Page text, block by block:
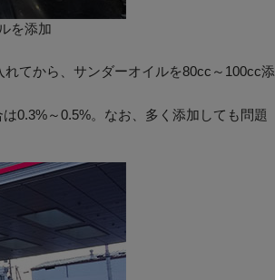
を添加
てから、サンダーオイルを80cc～100cc添
0.3%～0.5%。なお、多く添加しても問題